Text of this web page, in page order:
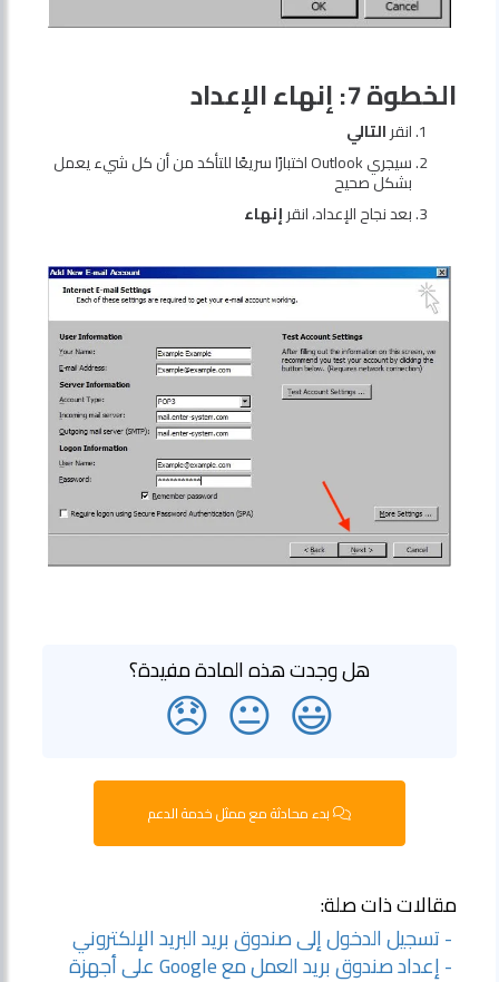
الخطوة 7: إنهاء الإعداد
انقرالتالي
سيجري Outlook اختبارًا سريعًا للتأكد من أن كل شيء يعمل
بشكل صحيح
بعد نجاح الإعداد، انقرإنهاء
هل وجدت هذه المادة مفيدة؟
😃
😐
😞
بدء محادثة مع ممثل خدمة الدعم
مقالات ذات صلة:
- تسجيل الدخول إلى صندوق بريد البريد الإلكتروني
- إعداد صندوق بريد العمل مع Google على أجهزة